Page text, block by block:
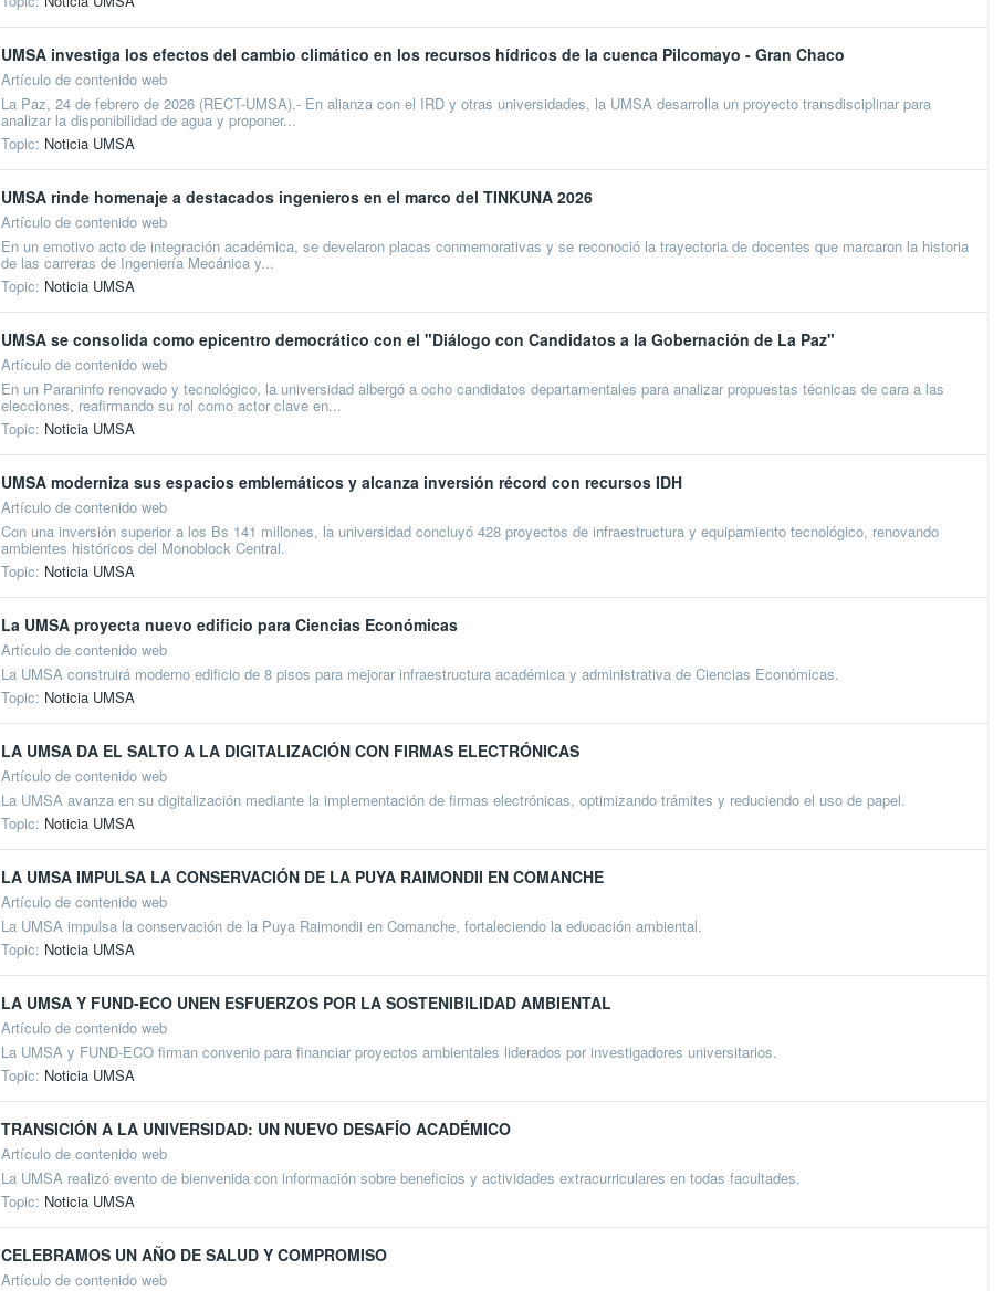
UMSA investiga los efectos del cambio climático en los recursos hídricos de la cuenca Pilcomayo - Gran Chaco
Artículo de contenido web
La Paz, 24 de febrero de 2026 (RECT-UMSA).- En alianza con el IRD y otras universidades, la UMSA desarrolla un proyecto transdisciplinar para
analizar la disponibilidad de agua y proponer...
Topic: Noticia UMSA
UMSA rinde homenaje a destacados ingenieros en el marco del TINKUNA 2026
Artículo de contenido web
En un emotivo acto de integración académica, se develaron placas conmemorativas y se reconoció la trayectoria de docentes que marcaron la historia
de las carreras de Ingeniería Mecánica y...
Topic: Noticia UMSA
UMSA se consolida como epicentro democrático con el "Diálogo con Candidatos a la Gobernación de La Paz"
Artículo de contenido web
En un Paraninfo renovado y tecnológico, la universidad albergó a ocho candidatos departamentales para analizar propuestas técnicas de cara a las
elecciones, reafirmando su rol como actor clave en...
Topic: Noticia UMSA
UMSA moderniza sus espacios emblemáticos y alcanza inversión récord con recursos IDH
Artículo de contenido web
Con una inversión superior a los Bs 141 millones, la universidad concluyó 428 proyectos de infraestructura y equipamiento tecnológico, renovando
ambientes históricos del Monoblock Central.
Topic: Noticia UMSA
La UMSA proyecta nuevo edificio para Ciencias Económicas
Artículo de contenido web
La UMSA construirá moderno edificio de 8 pisos para mejorar infraestructura académica y administrativa de Ciencias Económicas.
Topic: Noticia UMSA
LA UMSA DA EL SALTO A LA DIGITALIZACIÓN CON FIRMAS ELECTRÓNICAS
Artículo de contenido web
La UMSA avanza en su digitalización mediante la implementación de firmas electrónicas, optimizando trámites y reduciendo el uso de papel.
Topic: Noticia UMSA
LA UMSA IMPULSA LA CONSERVACIÓN DE LA PUYA RAIMONDII EN COMANCHE
Artículo de contenido web
La UMSA impulsa la conservación de la Puya Raimondii en Comanche, fortaleciendo la educación ambiental.
Topic: Noticia UMSA
LA UMSA Y FUND-ECO UNEN ESFUERZOS POR LA SOSTENIBILIDAD AMBIENTAL
Artículo de contenido web
La UMSA y FUND-ECO firman convenio para financiar proyectos ambientales liderados por investigadores universitarios.
Topic: Noticia UMSA
TRANSICIÓN A LA UNIVERSIDAD: UN NUEVO DESAFÍO ACADÉMICO
Artículo de contenido web
La UMSA realizó evento de bienvenida con información sobre beneficios y actividades extracurriculares en todas facultades.
Topic: Noticia UMSA
CELEBRAMOS UN AÑO DE SALUD Y COMPROMISO
Artículo de contenido web